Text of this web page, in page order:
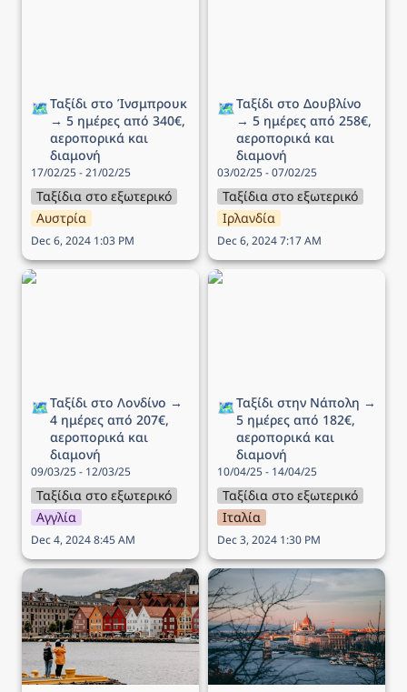
🗺️Ταξίδι στo Ίνσμπρουκ
→ 5 ημέρες από 340€,
αεροπορικά και
διαμονή
17/02/25 - 21/02/25
Ταξίδια στο εξωτερικό
Αυστρία
Dec 6, 2024 1:03 PM
🗺️Ταξίδι στο Δουβλίνο
→ 5 ημέρες από 258€,
αεροπορικά και
διαμονή
03/02/25 - 07/02/25
Ταξίδια στο εξωτερικό
Ιρλανδία
Dec 6, 2024 7:17 AM
Ταξίδι στο Λονδίνο → 4
🗺️Ταξίδι στο Λονδίνο →
4 ημέρες από 207€,
αεροπορικά και
διαμονή
09/03/25 - 12/03/25
Ταξίδια στο εξωτερικό
Αγγλία
Dec 4, 2024 8:45 AM
Ταξίδι στην Νάπολη → 5
🗺️Ταξίδι στην Νάπολη →
5 ημέρες από 182€,
αεροπορικά και
διαμονή
10/04/25 - 14/04/25
Ταξίδια στο εξωτερικό
Ιταλία
Dec 3, 2024 1:30 PM
Ταξίδι στo Μπέργκεν → 6
ημέρες από 336€,
αεροπορικά και διαμονή
Ταξίδι στην Βουδαπέστη
→ 5 ημέρες από 143€,
αεροπορικά και διαμονή